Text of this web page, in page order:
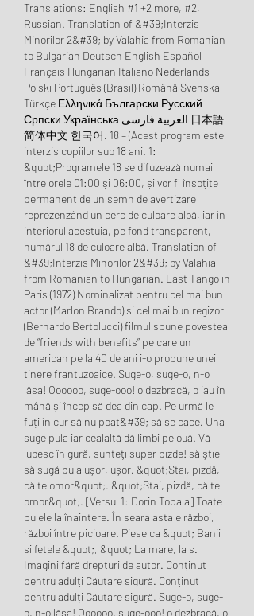
Translations: English #1 +2 more, #2,
Russian. Translation of &#39;Interzis
Minorilor 2&#39; by Valahia from Romanian
to Bulgarian Deutsch English Español
Français Hungarian Italiano Nederlands
Polski Português (Brasil) Română Svenska
Türkçe Ελληνικά Български Русский
Српски Українська العربية فارسی 日本語
简体中文 한국어. 18 – (Acest program este
interzis copiilor sub 18 ani. 1:
&quot;Programele 18 se difuzează numai
între orele 01:00 și 06:00, și vor fi însoțite
permanent de un semn de avertizare
reprezenzând un cerc de culoare albă, iar în
interiorul acestuia, pe fond transparent,
numărul 18 de culoare albă. Translation of
&#39;Interzis Minorilor 2&#39; by Valahia
from Romanian to Hungarian. Last Tango in
Paris (1972) Nominalizat pentru cel mai bun
actor (Marlon Brando) si cel mai bun regizor
(Bernardo Bertolucci) filmul spune povestea
de “friends with benefits” pe care un
american pe la 40 de ani i-o propune unei
tinere frantuzoaice. Suge-o, suge-o, n-o
lăsa! Oooooo, suge-ooo! o dezbracă, o iau în
mână și încep să dea din cap. Pe urmă le
fuți în cur să nu poat&#39; să se cace. Una
suge pula iar cealaltă dă limbi pe ouă. Vă
iubesc în gură, sunteți super pizde! să știe
să sugă pula ușor, ușor. &quot;Stai, pizdă,
că te omor&quot;. &quot;Stai, pizdă, că te
omor&quot;. [Versul 1: Dorin Topala] Toate
pulele la înaintere. În seara asta e război,
război între picioare. Piese ca &quot; Banii
si fetele &quot;, &quot; La mare, la s.
Imagini fără drepturi de autor. Conținut
pentru adulți Căutare sigură. Conținut
pentru adulți Căutare sigură. Suge-o, suge-
o, n-o lăsa! Oooooo, suge-ooo! o dezbracă, o